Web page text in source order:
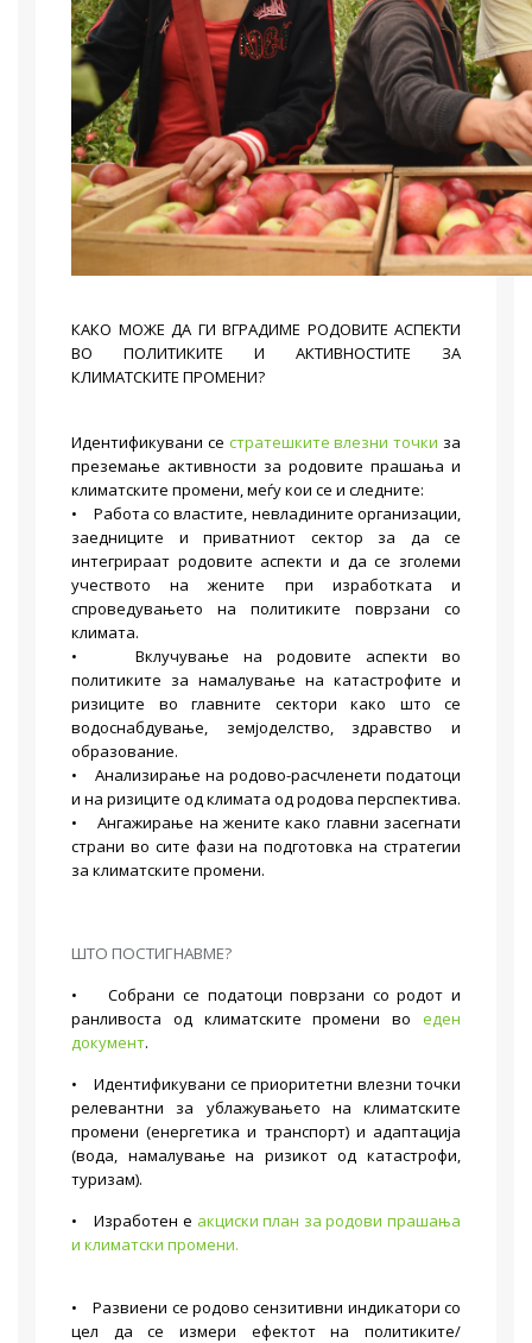
КАКО МОЖЕ ДА ГИ ВГРАДИМЕ РОДОВИТЕ АСПЕКТИ
ВО ПОЛИТИКИТЕ И АКТИВНОСТИТЕ ЗА
КЛИМАТСКИТЕ ПРОМЕНИ?
Идентификувани се стратешките влезни точки за
преземање активности за родовите прашања и
климатските промени, меѓу кои се и следните:
• Работа со властите, невладините организации,
заедниците и приватниот сектор за да се
интегрираат родовите аспекти и да се зголеми
учеството на жените при изработката и
спроведувањето на политиките поврзани со
климата.
• Вклучување на родовите аспекти во
политиките за намалување на катастрофите и
ризиците во главните сектори како што се
водоснабдување, земјоделство, здравство и
образование.
• Анализирање на родово-расчленети податоци
и на ризиците од климата од родова перспектива.
• Ангажирање на жените како главни засегнати
страни во сите фази на подготовка на стратегии
за климатските промени.
ШТО ПОСТИГНАВМЕ?
• Собрани се податоци поврзани со родот и
ранливоста од климатските промени во еден
документ.
• Идентификувани се приоритетни влезни точки
релевантни за ублажувањето на климатските
промени (енергетика и транспорт) и адаптација
(вода, намалување на ризикот од катастрофи,
туризам).
• Изработен е акциски план за родови прашања
и климатски промени.
• Развиени се родово сензитивни индикатори со
цел да се измери ефектот на политиките/